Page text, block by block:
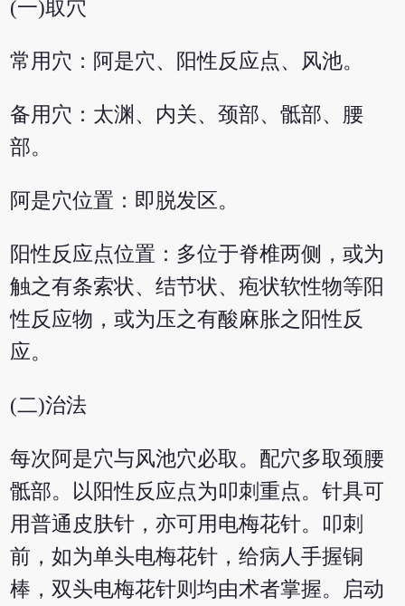
(一)取穴
常用穴：阿是穴、阳性反应点、风池。
备用穴：太渊、内关、颈部、骶部、腰
部。
阿是穴位置：即脱发区。
阳性反应点位置：多位于脊椎两侧，或为
触之有条索状、结节状、疱状软性物等阳
性反应物，或为压之有酸麻胀之阳性反
应。
(二)治法
每次阿是穴与风池穴必取。配穴多取颈腰
骶部。以阳性反应点为叩刺重点。针具可
用普通皮肤针，亦可用电梅花针。叩刺
前，如为单头电梅花针，给病人手握铜
棒，双头电梅花针则均由术者掌握。启动